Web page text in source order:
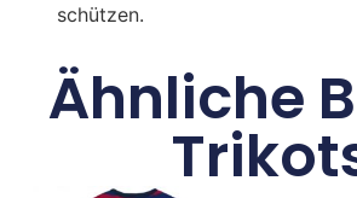
schützen.
Ähnliche